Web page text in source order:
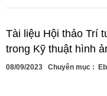
Tài liệu Hội thảo Trí
trong Kỹ thuật hình
08/09/2023 Chuyên mục :